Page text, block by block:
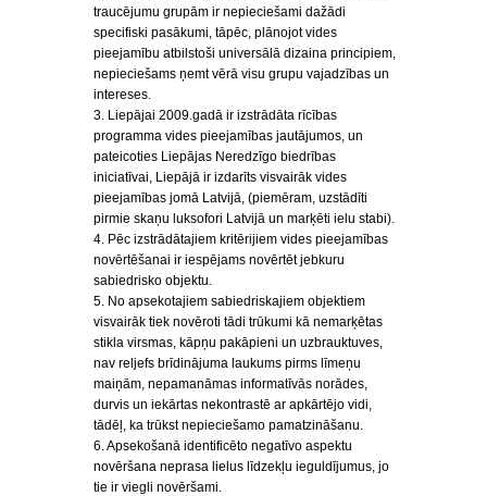
traucējumu grupām ir nepieciešami dažādi
specifiski pasākumi, tāpēc, plānojot vides
pieejamību atbilstoši universālā dizaina principiem,
nepieciešams ņemt vērā visu grupu vajadzības un
intereses.
3. Liepājai 2009.gadā ir izstrādāta rīcības
programma vides pieejamības jautājumos, un
pateicoties Liepājas Neredzīgo biedrības
iniciatīvai, Liepājā ir izdarīts visvairāk vides
pieejamības jomā Latvijā, (piemēram, uzstādīti
pirmie skaņu luksofori Latvijā un marķēti ielu stabi).
4. Pēc izstrādātajiem kritērijiem vides pieejamības
novērtēšanai ir iespējams novērtēt jebkuru
sabiedrisko objektu.
5. No apsekotajiem sabiedriskajiem objektiem
visvairāk tiek novēroti tādi trūkumi kā nemarķētas
stikla virsmas, kāpņu pakāpieni un uzbrauktuves,
nav reljefs brīdinājuma laukums pirms līmeņu
maiņām, nepamanāmas informatīvās norādes,
durvis un iekārtas nekontrastē ar apkārtējo vidi,
tādēļ, ka trūkst nepieciešamo pamatzināšanu.
6. Apsekošanā identificēto negatīvo aspektu
novēršana neprasa lielus līdzekļu ieguldījumus, jo
tie ir viegli novēršami.